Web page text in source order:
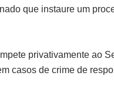
que instaure um
privativamente ao
casos de crime de